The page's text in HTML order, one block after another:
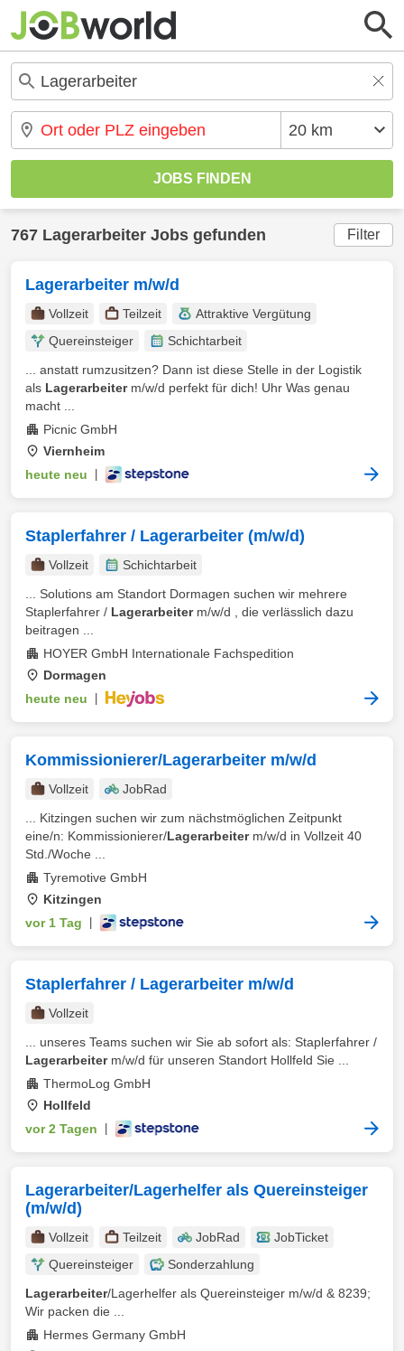
767 Lagerarbeiter Jobs gefunden Filter
Lagerarbeiter m/w/d
Vollzeit Teilzeit
Attraktive Vergütung
Quereinsteiger
Schichtarbeit
... anstatt rumzusitzen? Dann ist diese Stelle in der Logistik
als Lagerarbeiterm/w/d perfekt für dich! Uhr Was genau
macht ...
Picnic GmbH
Viernheim
heute neu
Staplerfahrer / Lagerarbeiter (m/w/d)
Vollzeit
Schichtarbeit
... Solutions am Standort Dormagen suchen wir mehrere
Staplerfahrer / Lagerarbeiterm/w/d , die verlässlich dazu
beitragen ...
HOYER GmbH Internationale Fachspedition
Dormagen
heute neu
Kommissionierer/Lagerarbeiter m/w/d
Vollzeit
JobRad
... Kitzingen suchen wir zum nächstmöglichen Zeitpunkt
eine/n: Kommissionierer/Lagerarbeiterm/w/d in Vollzeit 40
Std./Woche ...
Tyremotive GmbH
Kitzingen
vor 1 Tag
Staplerfahrer / Lagerarbeiter m/w/d
Vollzeit
... unseres Teams suchen wir Sie ab sofort als: Staplerfahrer /
Lagerarbeiterm/w/d für unseren Standort Hollfeld Sie ...
ThermoLog GmbH
Hollfeld
vor 2 Tagen
Lagerarbeiter/Lagerhelfer als Quereinsteiger
(m/w/d)
Vollzeit Teilzeit JobRad
JobTicket
Quereinsteiger
Sonderzahlung
Lagerarbeiter/Lagerhelfer als Quereinsteiger m/w/d & 8239;
Wir packen die ...
Hermes Germany GmbH